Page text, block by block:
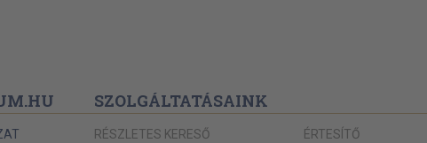
SZOLGÁLTATÁSAINK
RÉSZLETES KERESŐ ÉRTESÍTŐ